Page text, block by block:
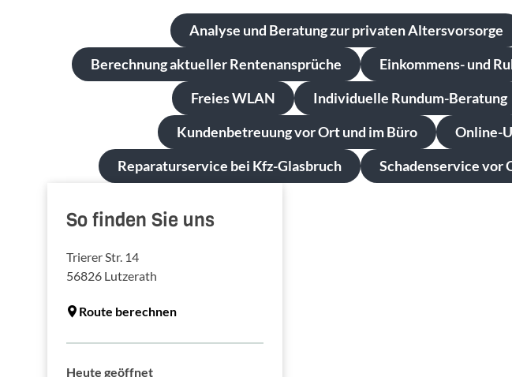
Analyse und Beratung zur privaten Altersvorsorge
Berechnung aktueller Rentenansprüche
Einkommens- und
Freies WLAN
Individuelle Rundum-Beratung
Kundenbetreuung vor Ort und im Büro
Online-
Reparaturservice bei Kfz-Glasbruch
Schadenservice vor
So finden Sie uns
Trierer Str. 14
56826 Lutzerath
Route berechnen
Heute geöffnet